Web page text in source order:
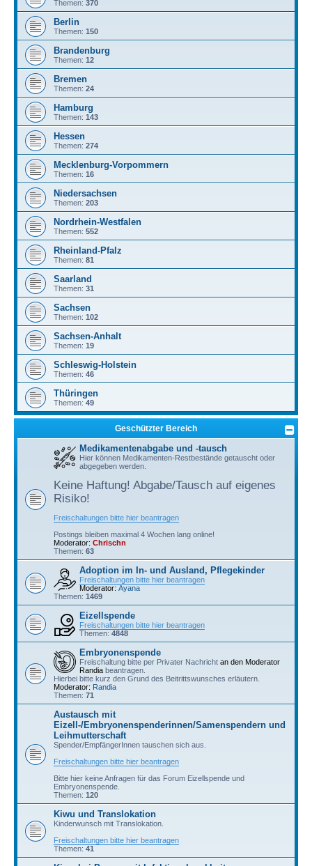
Themen: 370
Berlin
Themen: 150
Brandenburg
Themen: 12
Bremen
Themen: 24
Hamburg
Themen: 143
Hessen
Themen: 274
Mecklenburg-Vorpommern
Themen: 16
Niedersachsen
Themen: 203
Nordrhein-Westfalen
Themen: 552
Rheinland-Pfalz
Themen: 81
Saarland
Themen: 31
Sachsen
Themen: 102
Sachsen-Anhalt
Themen: 19
Schleswig-Holstein
Themen: 46
Thüringen
Themen: 49
Geschützter Bereich
Medikamentenabgabe und -tausch
Hier können Medikamenten-Restbestände getauscht oder
abgegeben werden.
Keine Haftung! Abgabe/Tausch auf eigenes
Risiko!
Freischaltungen bitte hier beantragen
Postings bleiben maximal 4 Wochen lang online!
Moderator: Chrischn
Themen: 63
Adoption im In- und Ausland, Pflegekinder
Freischaltungen bitte hier beantragen
Moderator: Ayana
Themen: 1469
Eizellspende
Freischaltungen bitte hier beantragen
Themen: 4848
Embryonenspende
Freischaltung bitte per Privater Nachricht an den Moderator
Randia beantragen.
Hierbei bitte kurz den Grund des Beitrittswunsches erläutern.
Moderator: Randia
Themen: 71
Austausch mit
Eizell-/Embryonenspenderinnen/Samenspendern und
Leihmutterschaft
Spender/EmpfängerInnen tauschen sich aus.
Freischaltungen bitte hier beantragen
Bitte hier keine Anfragen für das Forum Eizellspende und
Embryonenspende.
Themen: 120
Kiwu und Translokation
Kinderwunsch mit Translokation.
Freischaltungen bitte hier beantragen
Themen: 41